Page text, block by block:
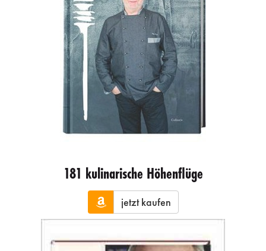
181 kulinarische Höhenflüge
jetzt kaufen